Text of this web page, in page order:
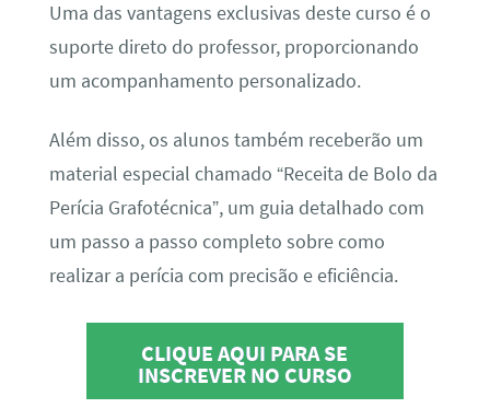
Uma das vantagens exclusivas deste curso é o
suporte direto do professor, proporcionando
um acompanhamento personalizado.
Além disso, os alunos também receberão um
material especial chamado “Receita de Bolo da
Perícia Grafotécnica”, um guia detalhado com
um passo a passo completo sobre como
realizar a perícia com precisão e eficiência.
CLIQUE AQUI PARA SE
INSCREVER NO CURSO